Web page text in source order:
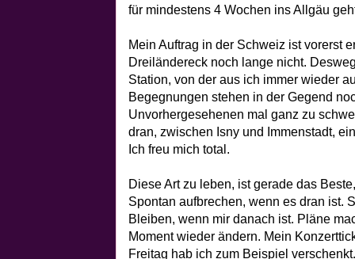
für mindestens 4 Wochen ins Allgäu
Mein Auftrag in der Schweiz ist vorerst
Dreiländereck noch lange nicht.
Station, von der aus ich immer wieder
Begegnungen stehen in der Gegend
Unvorhergesehenen mal ganz zu
dran, zwischen Isny und Immenstadt,
Ich freu mich total.
Diese Art zu leben, ist gerade das
Spontan aufbrechen, wenn es dran ist.
Bleiben, wenn mir danach ist. Pläne
Moment wieder ändern. Mein
Freitag hab ich zum Beispiel